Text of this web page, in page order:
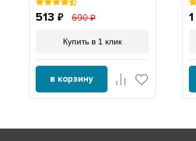
513 690
Купить в 1 клик
в корзину